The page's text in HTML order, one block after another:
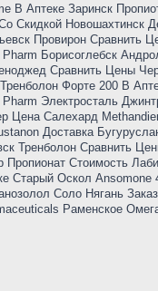
В Аптеке Заринск
Скидкой Новошахтинск
Провирон Сравнить
Борисоглебск
Сравнить Цены
Форте 200 В
Электросталь
Цена Салехард
Доставка
Тренболон Сравнить
Стоимость
Старый Оскол Ansomone
Соло Нягань
Раменское